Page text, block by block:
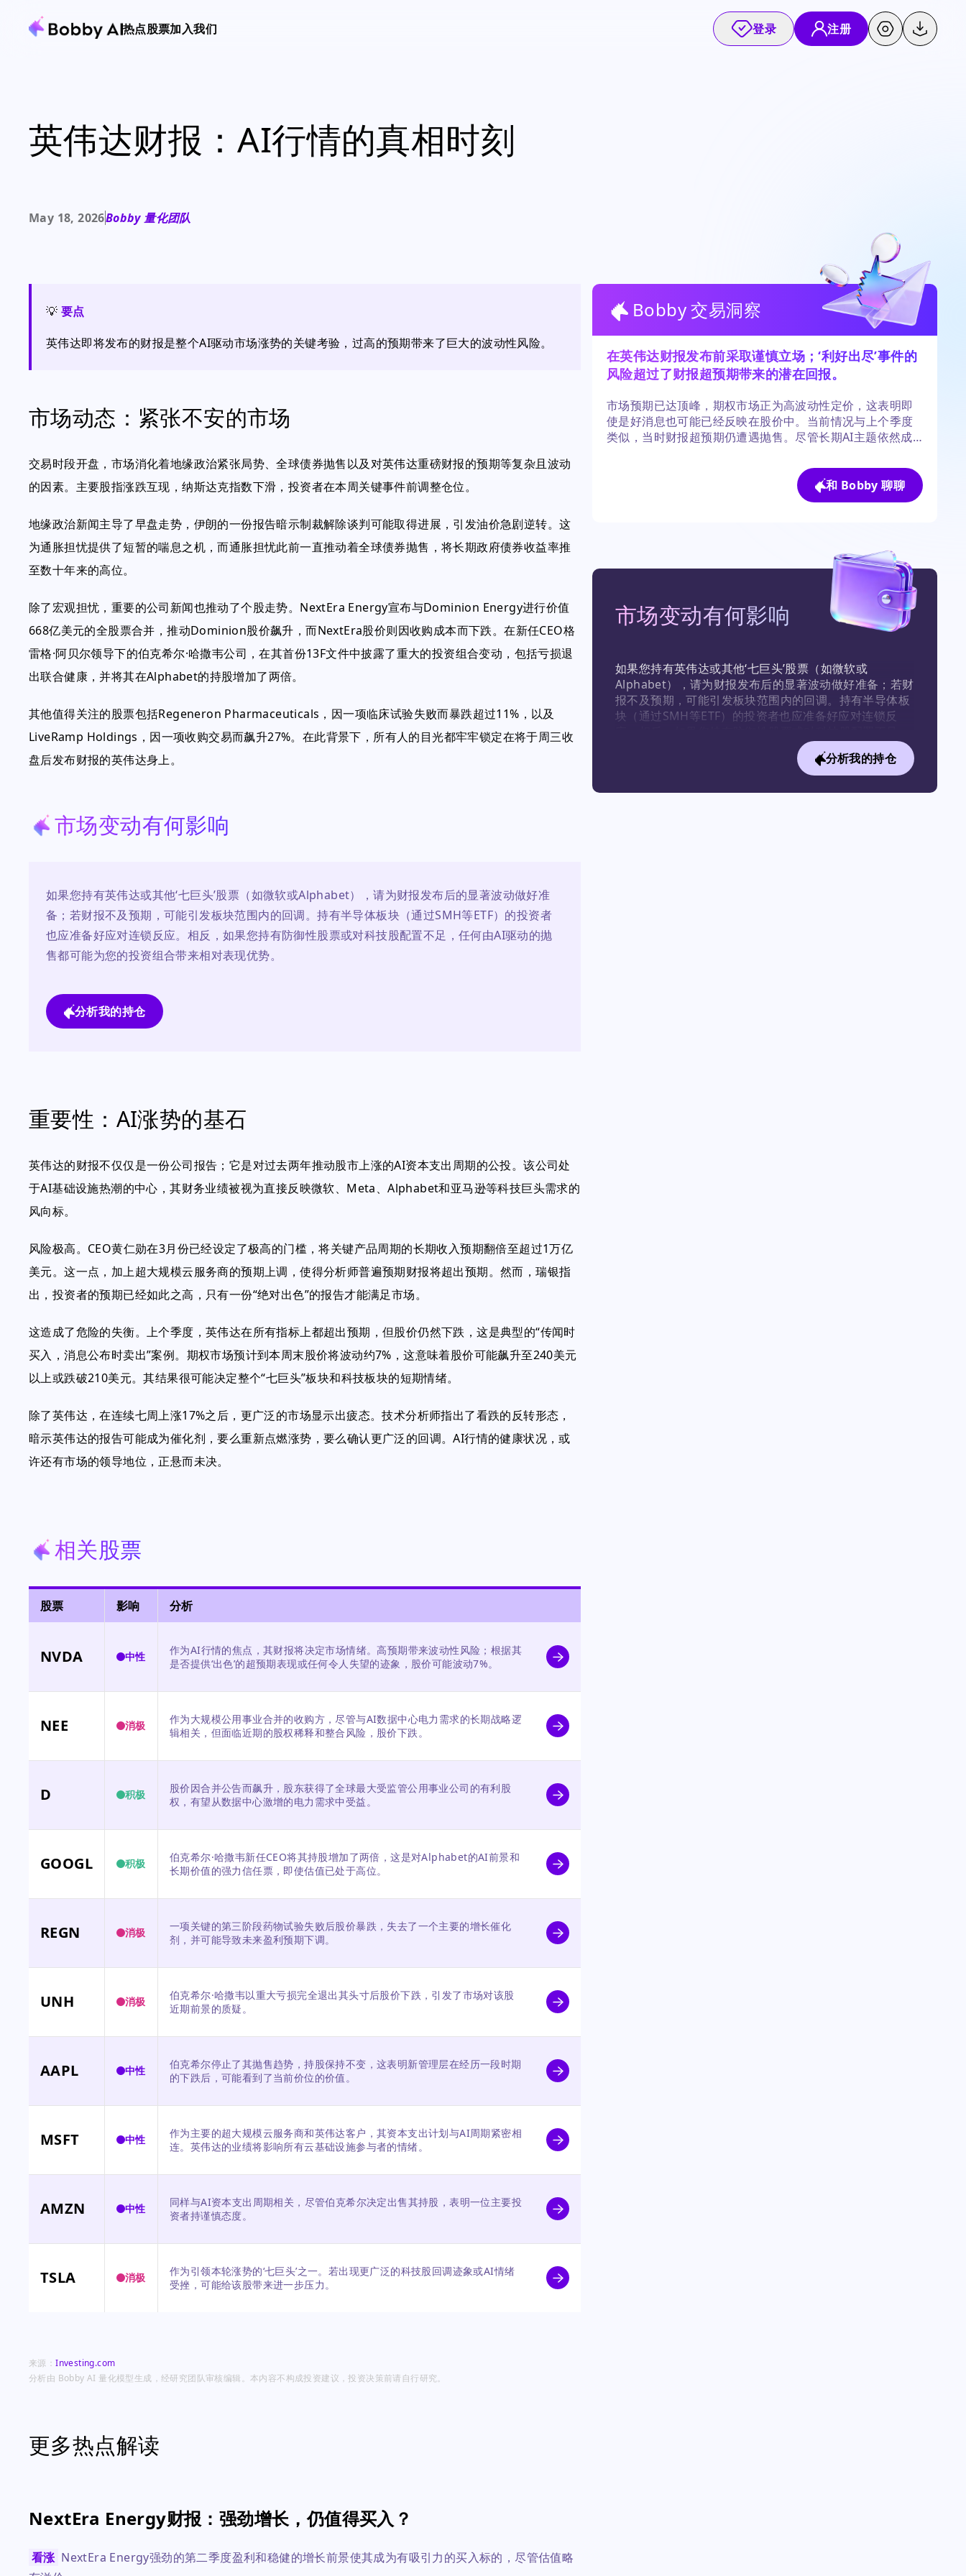
热点股票加入我们 登录 注册
英伟达财报：AI行情的真相时刻
May 18, 2026Bobby 量化团队
💡 要点
英伟达即将发布的财报是整个AI驱动市场涨势的关键考验，过高的预期带来了巨大的波动性风险。
市场动态：紧张不安的市场
交易时段开盘，市场消化着地缘政治紧张局势、全球债券抛售以及对英伟达重磅财报的预期等复杂且波动
的因素。主要股指涨跌互现，纳斯达克指数下滑，投资者在本周关键事件前调整仓位。
地缘政治新闻主导了早盘走势，伊朗的一份报告暗示制裁解除谈判可能取得进展，引发油价急剧逆转。这
为通胀担忧提供了短暂的喘息之机，而通胀担忧此前一直推动着全球债券抛售，将长期政府债券收益率推
至数十年来的高位。
除了宏观担忧，重要的公司新闻也推动了个股走势。NextEra Energy宣布与Dominion Energy进行价值
668亿美元的全股票合并，推动Dominion股价飙升，而NextEra股价则因收购成本而下跌。在新任CEO格
雷格·阿贝尔领导下的伯克希尔·哈撒韦公司，在其首份13F文件中披露了重大的投资组合变动，包括亏损退
出联合健康，并将其在Alphabet的持股增加了两倍。
其他值得关注的股票包括Regeneron Pharmaceuticals，因一项临床试验失败而暴跌超过11%，以及
LiveRamp Holdings，因一项收购交易而飙升27%。在此背景下，所有人的目光都牢牢锁定在将于周三收
盘后发布财报的英伟达身上。
市场变动有何影响
如果您持有英伟达或其他‘七巨头’股票（如微软或Alphabet），请为财报发布后的显著波动做好准
备；若财报不及预期，可能引发板块范围内的回调。持有半导体板块（通过SMH等ETF）的投资者
也应准备好应对连锁反应。相反，如果您持有防御性股票或对科技股配置不足，任何由AI驱动的抛
售都可能为您的投资组合带来相对表现优势。
分析我的持仓
重要性：AI涨势的基石
英伟达的财报不仅仅是一份公司报告；它是对过去两年推动股市上涨的AI资本支出周期的公投。该公司处
于AI基础设施热潮的中心，其财务业绩被视为直接反映微软、Meta、Alphabet和亚马逊等科技巨头需求的
风向标。
风险极高。CEO黄仁勋在3月份已经设定了极高的门槛，将关键产品周期的长期收入预期翻倍至超过1万亿
美元。这一点，加上超大规模云服务商的预期上调，使得分析师普遍预期财报将超出预期。然而，瑞银指
出，投资者的预期已经如此之高，只有一份“绝对出色”的报告才能满足市场。
这造成了危险的失衡。上个季度，英伟达在所有指标上都超出预期，但股价仍然下跌，这是典型的“传闻时
买入，消息公布时卖出”案例。期权市场预计到本周末股价将波动约7%，这意味着股价可能飙升至240美元
以上或跌破210美元。其结果很可能决定整个“七巨头”板块和科技板块的短期情绪。
除了英伟达，在连续七周上涨17%之后，更广泛的市场显示出疲态。技术分析师指出了看跌的反转形态，
暗示英伟达的报告可能成为催化剂，要么重新点燃涨势，要么确认更广泛的回调。AI行情的健康状况，或
许还有市场的领导地位，正悬而未决。
相关股票
股票 影响 分析
NVDA 中性
作为AI行情的焦点，其财报将决定市场情绪。高预期带来波动性风险；根据其
是否提供‘出色’的超预期表现或任何令人失望的迹象，股价可能波动7%。
NEE 消极
作为大规模公用事业合并的收购方，尽管与AI数据中心电力需求的长期战略逻
辑相关，但面临近期的股权稀释和整合风险，股价下跌。
D 积极
股价因合并公告而飙升，股东获得了全球最大受监管公用事业公司的有利股
权，有望从数据中心激增的电力需求中受益。
GOOGL 积极
伯克希尔·哈撒韦新任CEO将其持股增加了两倍，这是对Alphabet的AI前景和
长期价值的强力信任票，即使估值已处于高位。
REGN 消极
一项关键的第三阶段药物试验失败后股价暴跌，失去了一个主要的增长催化
剂，并可能导致未来盈利预期下调。
UNH 消极
伯克希尔·哈撒韦以重大亏损完全退出其头寸后股价下跌，引发了市场对该股
近期前景的质疑。
AAPL 中性
伯克希尔停止了其抛售趋势，持股保持不变，这表明新管理层在经历一段时期
的下跌后，可能看到了当前价位的价值。
MSFT 中性
作为主要的超大规模云服务商和英伟达客户，其资本支出计划与AI周期紧密相
连。英伟达的业绩将影响所有云基础设施参与者的情绪。
AMZN 中性
同样与AI资本支出周期相关，尽管伯克希尔决定出售其持股，表明一位主要投
资者持谨慎态度。
TSLA 消极
作为引领本轮涨势的‘七巨头’之一。若出现更广泛的科技股回调迹象或AI情绪
受挫，可能给该股带来进一步压力。
来源：Investing.com
分析由 Bobby AI 量化模型生成，经研究团队审核编辑。本内容不构成投资建议，投资决策前请自行研究。
Bobby 交易洞察
在英伟达财报发布前采取谨慎立场；‘利好出尽’事件的
风险超过了财报超预期带来的潜在回报。
市场预期已达顶峰，期权市场正为高波动性定价，这表明即
使是好消息也可能已经反映在股价中。当前情况与上个季度
类似，当时财报超预期仍遭遇抛售。尽管长期AI主题依然成
和 Bobby 聊聊
市场变动有何影响
如果您持有英伟达或其他‘七巨头’股票（如微软或
Alphabet），请为财报发布后的显著波动做好准备；若财
报不及预期，可能引发板块范围内的回调。持有半导体板
块（通过SMH等ETF）的投资者也应准备好应对连锁反
任何由AI驱动的抛售都可能为您的投资组合带来相对表现
分析我的持仓
更多热点解读
NextEra Energy财报：强劲增长，仍值得买入？
看涨 NextEra Energy强劲的第二季度盈利和稳健的增长前景使其成为有吸引力的买入标的，尽管估值略